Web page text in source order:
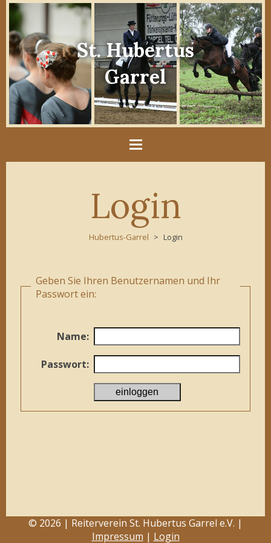
St. Hubertus
Garrel
Login
Hubertus-Garrel Login
Geben Sie Ihren Benutzernamen und Ihr
Passwort ein:
Name:
Passwort:
© 2026 | Reiterverein St. Hubertus Garrel e.V. |
Impressum | Login